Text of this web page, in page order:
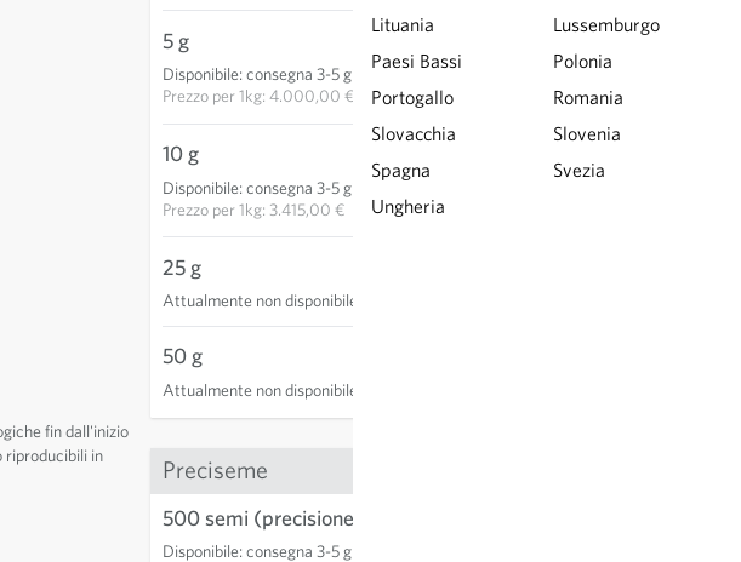
Lituania
Lussemburgo
Paesi Bassi
Polonia
Portogallo
Romania
Slovacchia
Slovenia
Spagna
Svezia
Ungheria
fin dall'inizio
riproducibili in
5 g
Disponibile: consegna 3-5 giorni
Prezzo per1kg: 4.000,00 €
20,00 €
10 g
Disponibile: consegna 3-5 giorni
Prezzo per1kg: 3.415,00 €
25 g
Attualmente non disponibile
50 g
Attualmente non disponibile
Preciseme
500 semi (precisione)
Disponibile: consegna 3-5 giorni